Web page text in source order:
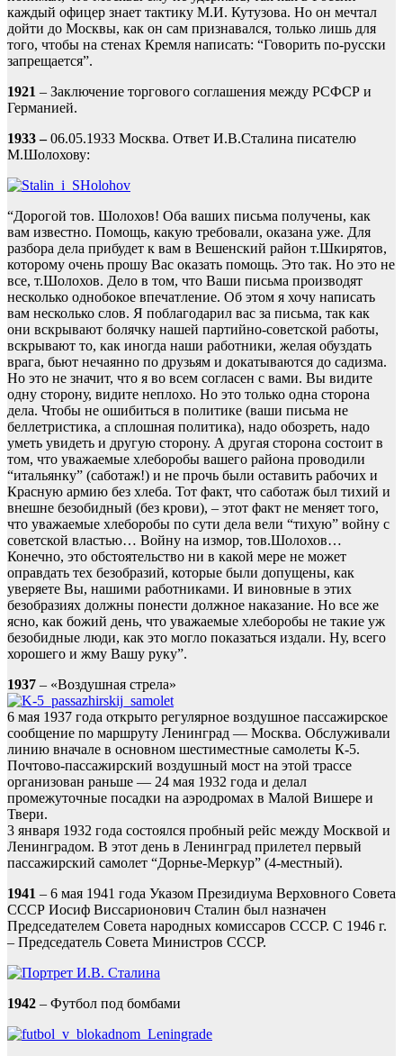
каждый офицер знает тактику М.И. Кутузова. Но он мечтал
дойти до Москвы, как он сам признавался, только лишь для
того, чтобы на стенах Кремля написать: “Говорить по-русски
запрещается”.
1921 – Заключение торгового соглашения между РСФСР и
Германией.
1933 –06.05.1933 Москва. Ответ И.В.Сталина писателю
М.Шолохову:
“Дорогой тов. Шолохов! Оба ваших письма получены, как
вам известно. Помощь, какую требовали, оказана уже. Для
разбора дела прибудет к вам в Вешенский район т.Шкирятов,
которому очень прошу Вас оказать помощь. Это так. Но это не
все, т.Шолохов. Дело в том, что Ваши письма производят
несколько однобокое впечатление. Об этом я хочу написать
вам несколько слов. Я поблагодарил вас за письма, так как
они вскрывают болячку нашей партийно-советской работы,
вскрывают то, как иногда наши работники, желая обуздать
врага, бьют нечаянно по друзьям и докатываются до садизма.
Но это не значит, что я во всем согласен с вами. Вы видите
одну сторону, видите неплохо. Но это только одна сторона
дела. Чтобы не ошибиться в политике (ваши письма не
беллетристика, а сплошная политика), надо обозреть, надо
уметь увидеть и другую сторону. А другая сторона состоит в
том, что уважаемые хлеборобы вашего района проводили
“итальянку” (саботаж!) и не прочь были оставить рабочих и
Красную армию без хлеба. Тот факт, что саботаж был тихий и
внешне безобидный (без крови), – этот факт не меняет того,
что уважаемые хлеборобы по сути дела вели “тихую” войну с
советской властью… Войну на измор, тов.Шолохов…
Конечно, это обстоятельство ни в какой мере не может
оправдать тех безобразий, которые были допущены, как
уверяете Вы, нашими работниками. И виновные в этих
безобразиях должны понести должное наказание. Но все же
ясно, как божий день, что уважаемые хлеборобы не такие уж
безобидные люди, как это могло показаться издали. Ну, всего
хорошего и жму Вашу руку”.
1937 – «Воздушная стрела»
6 мая 1937 года открыто регулярное воздушное пассажирское
сообщение по маршруту Ленинград — Москва. Обслуживали
линию вначале в основном шестиместные самолеты К-5.
Почтово-пассажирский воздушный мост на этой трассе
организован раньше — 24 мая 1932 года и делал
промежуточные посадки на аэродромах в Малой Вишере и
Твери.
3 января 1932 года состоялся пробный рейс между Москвой и
Ленинградом. В этот день в Ленинград прилетел первый
пассажирский самолет “Дорнье-Меркур” (4-местный).
1941 – 6 мая 1941 года Указом Президиума Верховного Совета
СССР Иосиф Виссарионович Сталин был назначен
Председателем Совета народных комиссаров СССР. С 1946 г.
– Председатель Совета Министров СССР.
1942 – Футбол под бомбами